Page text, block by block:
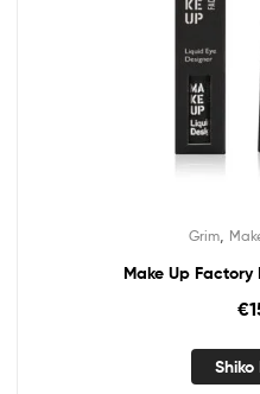
Grim
Make Up Factory
€